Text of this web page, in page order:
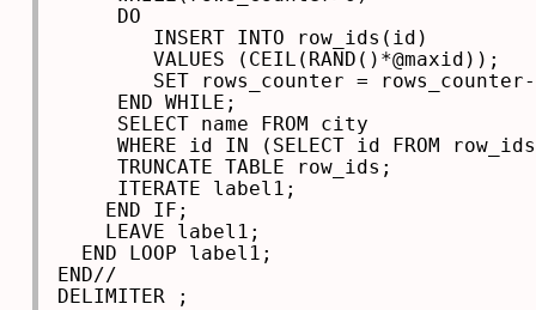
DO
INSERT INTO row_ids(id)
VALUES (CEIL(RAND()*@maxid));
SET rows_counter =
END WHILE;
SELECT name FROM city
WHERE id IN (SELECT id FROM
TRUNCATE TABLE row_ids;
ITERATE label1;
END IF;
LEAVE label1;
END LOOP label1;
END//
DELIMITER ;